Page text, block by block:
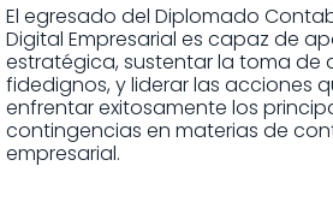
El egresado del Diplomado
Digital Empresarial es capaz de
estratégica, sustentar la toma de
fidedignos, y liderar las acciones
enfrentar exitosamente los
contingencias en materias de
empresarial.